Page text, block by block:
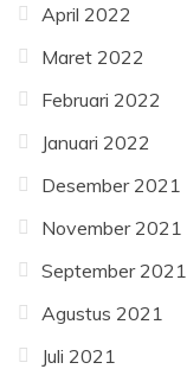
April 2022
Maret 2022
Februari 2022
Januari 2022
Desember 2021
November 2021
September 2021
Agustus 2021
Juli 2021